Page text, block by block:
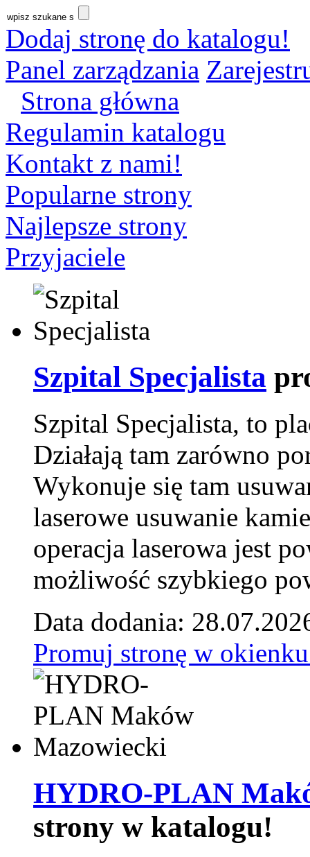
Dodaj stronę do katalogu!
Panel zarządzania
Strona główna
Regulamin katalogu
Kontakt z nami!
Popularne strony
Najlepsze strony
Przyjaciele
Szpital Specjalista
Szpital Specjalista, to
Działają tam zarówno
Wykonuje się tam
laserowe usuwanie
operacja laserowa jest
możliwość szybkiego
Data dodania:
Promuj stronę w
HYDRO-PLAN
strony w katalogu!